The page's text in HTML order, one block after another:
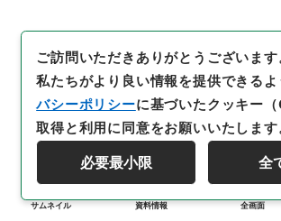
サムネイル 資料情報 全画面
ご訪問いただきありがとうございます
私たちがより良い情報を提供できるよ
バシーポリシーに基づいたクッキー
取得と利用に同意をお願いいたします
必要最小限 全